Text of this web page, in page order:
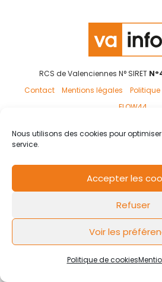
Nous utilisons des cookies pour
service.
Accepter les
Refuser
Voir les
Politique de cookies
RCS de Valenciennes N° SIRET
Contact
Mentions légales
FLOW44